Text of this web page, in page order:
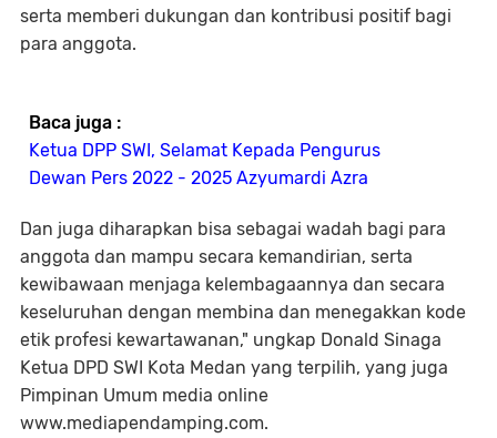
serta memberi dukungan dan kontribusi positif bagi
para anggota.
Baca juga :
Ketua DPP SWI, Selamat Kepada Pengurus
Dewan Pers 2022 - 2025 Azyumardi Azra
Dan juga diharapkan bisa sebagai wadah bagi para
anggota dan mampu secara kemandirian, serta
kewibawaan menjaga kelembagaannya dan secara
keseluruhan dengan membina dan menegakkan kode
etik profesi kewartawanan," ungkap Donald Sinaga
Ketua DPD SWI Kota Medan yang terpilih, yang juga
Pimpinan Umum media online
www.mediapendamping.com.